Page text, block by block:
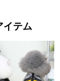
イテム